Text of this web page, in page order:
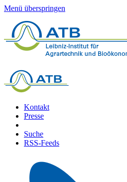
Menü überspringen
Kontakt
Presse
Suche
RSS-Feeds